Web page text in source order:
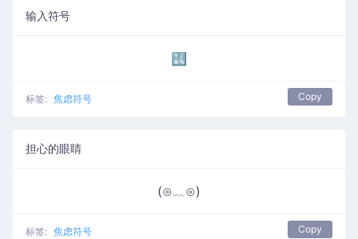
输入符号
🔣
标签: 焦虑符号 Copy
担心的眼睛
(⊙﹏⊙)
标签: 焦虑符号 Copy